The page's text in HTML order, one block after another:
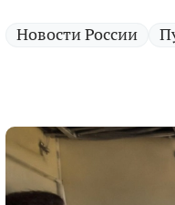
Новости России